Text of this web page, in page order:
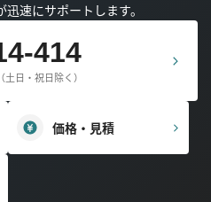
速にサポートします。
414
日・祝日除く）
価格・見積